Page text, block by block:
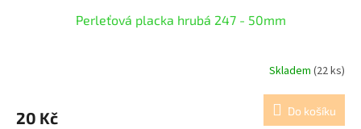
Perleťová placka hrubá 247 - 50mm
Skladem (22 ks)
20 Kč Do košíku